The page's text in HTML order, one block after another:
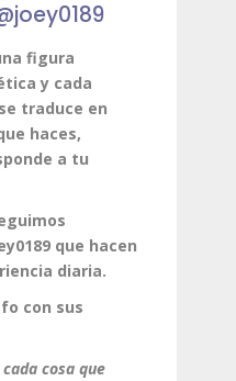
figura
y cada
traduce en
haces,
a tu
que hacen
diaria.
con sus
cosa que